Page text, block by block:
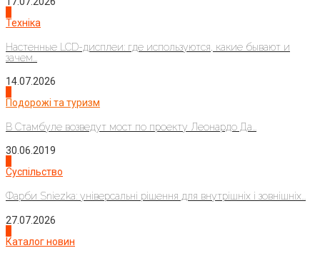
Техніка
Настенные LCD-дисплеи: где используются, какие бывают и
зачем...
14.07.2026
Подорожі та туризм
В Стамбуле возведут мост по проекту Леонардо Да...
30.06.2019
Суспільство
Фарби Sniezka: універсальні рішення для внутрішніх і зовнішніх...
27.07.2026
Каталог новин